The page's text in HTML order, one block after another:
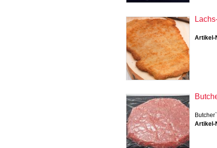
Artikel-
Artikel-